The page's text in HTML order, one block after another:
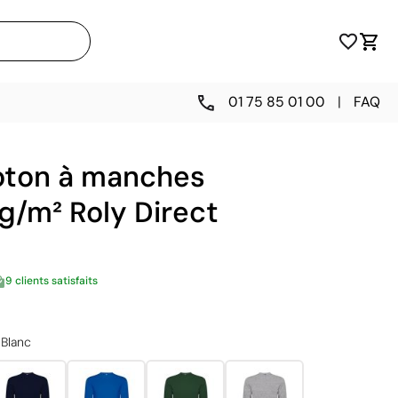
01 75 85 01 00 | FAQ
à manches
m² Roly Direct
9 clients satisfaits
Blanc